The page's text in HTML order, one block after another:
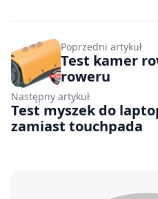
Poprzedni artykuł
Test kamer
roweru
Następny artykuł
Test myszek do
zamiast touchpada